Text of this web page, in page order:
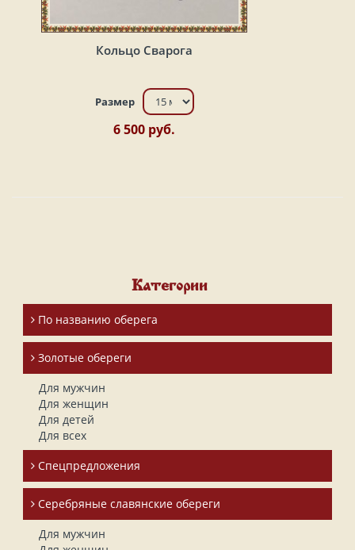
Кольцо Сварога
Размер
6 500 руб.
Категории
По названию оберега
Золотые обереги
Для мужчин
Для женщин
Для детей
Для всех
Спецпредложения
Серебряные славянские обереги
Для мужчин